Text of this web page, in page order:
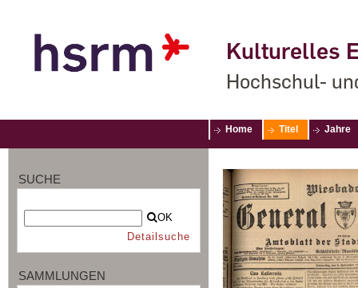
Kulturelles
Hochschul-
Home Titel Jahre
SUCHE
OK
Detailsuche
SAMMLUNGEN